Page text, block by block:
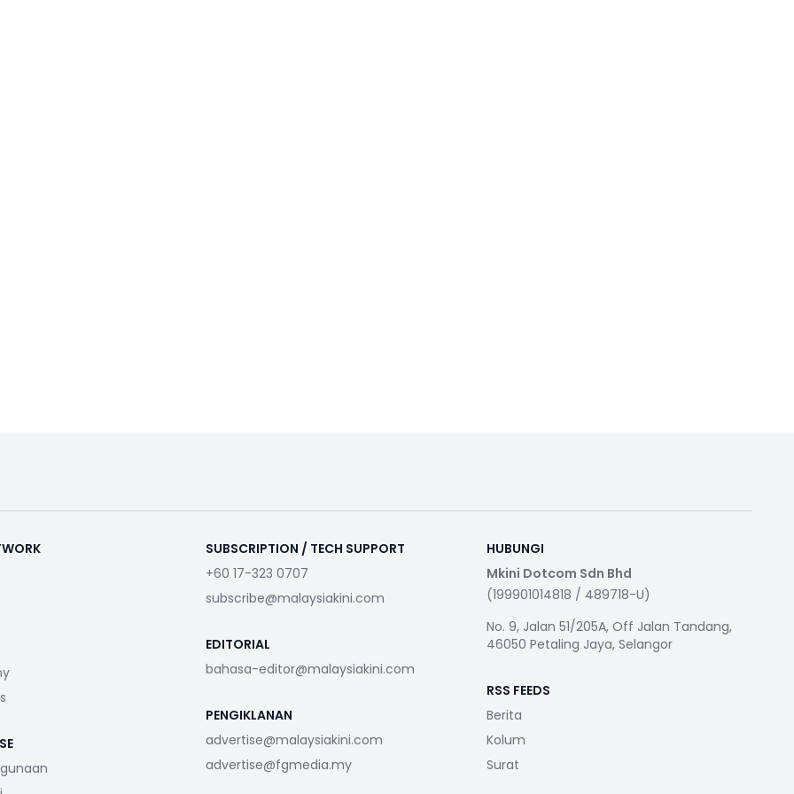
SUBSCRIPTION / TECH SUPPORT
+60 17-323 0707
subscribe@malaysiakini.com
EDITORIAL
bahasa-editor@malaysiakini.com
PENGIKLANAN
advertise@malaysiakini.com
advertise@fgmedia.my
HUBUNGI
Mkini Dotcom Sdn Bhd
(199901014818 / 489718-U)
No. 9, Jalan 51/205A, Off Jalan Tandang,
46050 Petaling Jaya, Selangor
RSS FEEDS
Berita
Kolum
Surat